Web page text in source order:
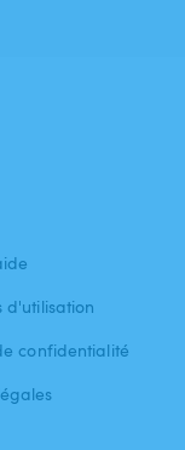
d'utilisation
confidentialité